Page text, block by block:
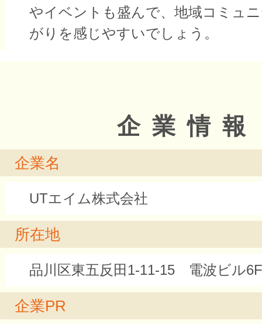
やイベントも盛んで、地域コミュ
がりを感じやすいでしょう。
企業情報
企業名
UTエイム株式会社
所在地
品川区東五反田1-11-15 電波ビル6F
企業PR